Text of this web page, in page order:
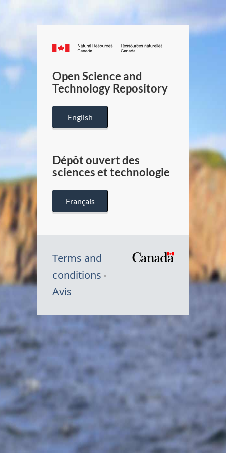
Canada.ca
/
Canada
Open Science and
Technology Repository
English
Dépôt ouvert des
sciences et technologie
Français
Terms and
conditions
Avis
Symbole
Canada